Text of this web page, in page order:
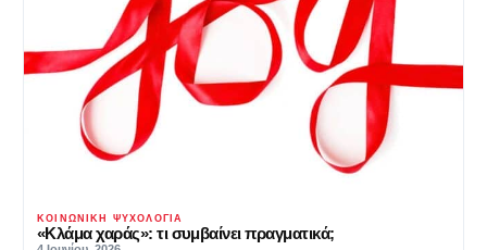
ΚΟΙΝΩΝΙΚΉ ΨΥΧΟΛΟΓΊΑ
«Κλάμα χαράς»: τι συμβαίνει πραγματικά;